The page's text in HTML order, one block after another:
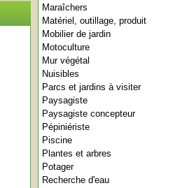
Maraîchers
Matériel, outillage, produit
Mobilier de jardin
Motoculture
Mur végétal
Nuisibles
Parcs et jardins à visiter
Paysagiste
Paysagiste concepteur
Pépiniériste
Piscine
Plantes et arbres
Potager
Recherche d'eau